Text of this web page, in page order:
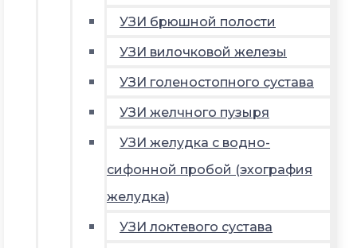
УЗИ брюшной полости
УЗИ вилочковой железы
УЗИ голеностопного сустава
УЗИ желчного пузыря
УЗИ желудка с водно-
сифонной пробой (эхография
желудка)
УЗИ локтевого сустава